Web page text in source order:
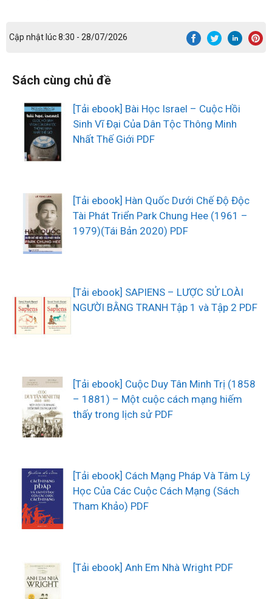
Cập nhật lúc 8:30 - 28/07/2026
Sách cùng chủ đề
[Tải ebook] Bài Học Israel – Cuộc Hồi
Sinh Vĩ Đại Của Dân Tộc Thông Minh
Nhất Thế Giới PDF
[Tải ebook] Hàn Quốc Dưới Chế Độ Độc
Tài Phát Triển Park Chung Hee (1961 –
1979)(Tái Bản 2020) PDF
[Tải ebook] SAPIENS – LƯỢC SỬ LOÀI
NGƯỜI BẰNG TRANH Tập 1 và Tập 2 PDF
[Tải ebook] Cuộc Duy Tân Minh Trị (1858
– 1881) – Một cuộc cách mạng hiếm
thấy trong lịch sử PDF
[Tải ebook] Cách Mạng Pháp Và Tâm Lý
Học Của Các Cuộc Cách Mạng (Sách
Tham Khảo) PDF
[Tải ebook] Anh Em Nhà Wright PDF